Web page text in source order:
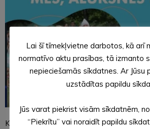
Koncertā dziedās mazie Alūksnes
Lai šī tīmekļvietne darbotos, kā arī
normatīvo aktu prasības, tā izmanto
nepieciešamās sīkdatnes. Ar Jūsu
uzstādītas papildu
Jūs varat piekrist visām sīkdatnēm,
“Piekrītu” vai noraidīt papildu